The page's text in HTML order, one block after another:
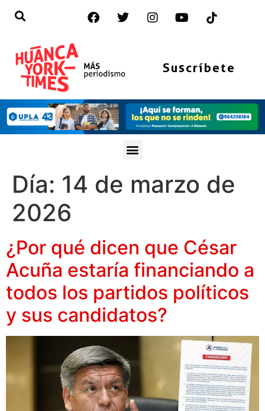
Suscríbete
Día: 14 de marzo de
2026
¿Por qué dicen que César
Acuña estaría financiando a
todos los partidos políticos
y sus candidatos?